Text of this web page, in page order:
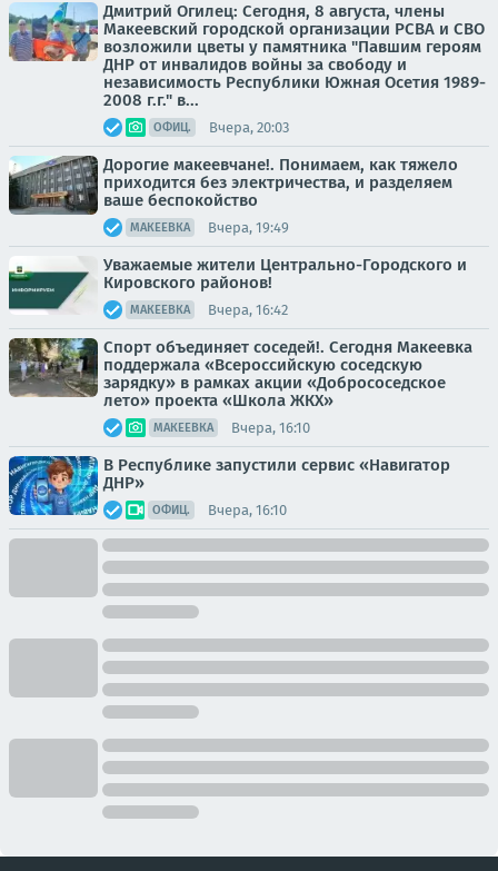
Дмитрий Огилец: Сегодня, 8 августа, члены
Макеевский городской организации РСВА и СВО
возложили цветы у памятника "Павшим героям
ДНР от инвалидов войны за свободу и
независимость Республики Южная Осетия 1989-
2008 г.г." в...
ОФИЦ. Вчера, 20:03
Дорогие макеевчане!. Понимаем, как тяжело
приходится без электричества, и разделяем
ваше беспокойство
МАКЕЕВКА Вчера, 19:49
Уважаемые жители Центрально-Городского и
Кировского районов!
МАКЕЕВКА Вчера, 16:42
Спорт объединяет соседей!. Сегодня Макеевка
поддержала «Всероссийскую соседскую
зарядку» в рамках акции «Добрососедское
лето» проекта «Школа ЖКХ»
МАКЕЕВКА Вчера, 16:10
В Республике запустили сервис «Навигатор
ДНР»
ОФИЦ. Вчера, 16:10